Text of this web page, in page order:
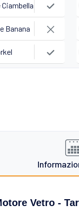
Banana
Vetro -